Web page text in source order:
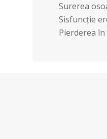
Surerea
Sisfuncție
Pierderea